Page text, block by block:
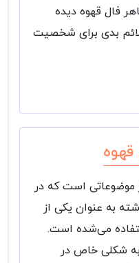
فال قهوه دیده
بدی برای شخصیت
قهوه
موضوعاتی است که در
به عنوان یکی از
می‌شده است.
به شکلی خاص در